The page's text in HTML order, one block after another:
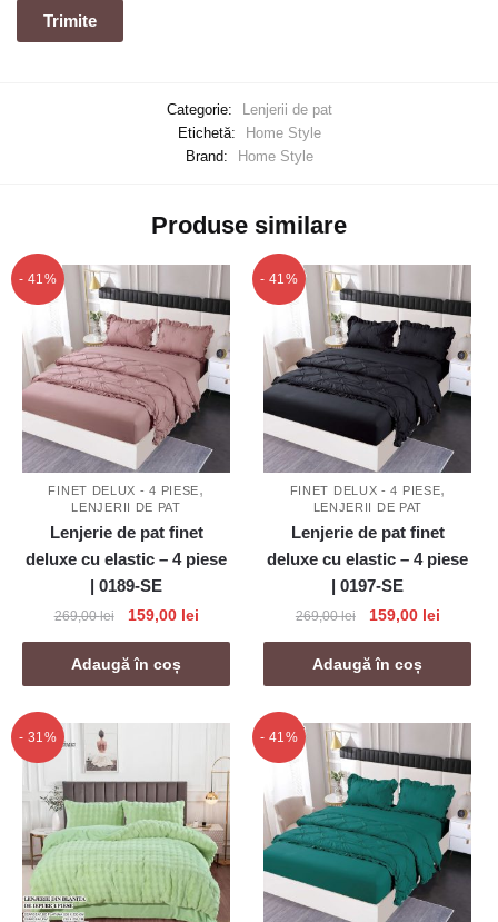
Categorie:
Lenjerii de pat
Etichetă:
Home Style
Brand:
Home Style
Produse similare
- 41%
FINET DELUX - 4 PIESE,
LENJERII DE PAT
Lenjerie de pat finet
deluxe cu elastic – 4 piese
| 0189-SE
269,00lei
Prețul
inițial
a
fost:
159,00 leiPrețul
curent
159,00 lei.
Adaugă în coș
- 41%
FINET DELUX - 4 PIESE,
LENJERII DE PAT
Lenjerie de pat finet
deluxe cu elastic – 4 piese
| 0197-SE
269,00lei
Prețul
inițial
a
fost:
159,00 leiPrețul
curent
159,00
Adaugă în coș
- 31% - 41%